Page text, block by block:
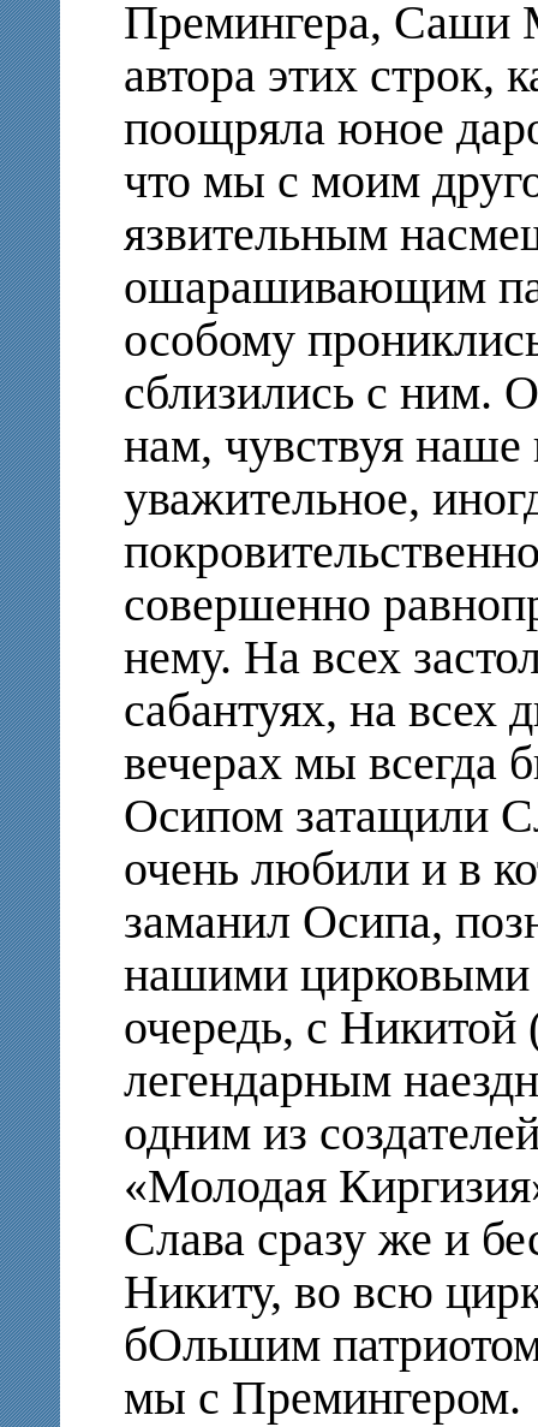
Премингера, Саши
автора этих строк,
поощряла юное
что мы с моим
язвительным
ошарашивающим
особому
сблизились с ним.
нам, чувствуя наше
уважительное,
совершенно
нему. На всех
сабантуях, на всех
вечерах мы
Осипом затащили
очень любили и в
заманил Осипа,
нашими цирковыми
очередь, с
легендарным
одним из
«Молодая
Слава сразу же и
Никиту, во всю
бОльшим
мы с Премингером.